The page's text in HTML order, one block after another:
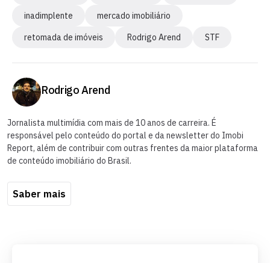
inadimplente
mercado imobiliário
retomada de imóveis
Rodrigo Arend STF
Rodrigo Arend
Jornalista multimídia com mais de 10 anos de carreira. É
responsável pelo conteúdo do portal e da newsletter do Imobi
Report, além de contribuir com outras frentes da maior plataforma
de conteúdo imobiliário do Brasil.
Saber mais